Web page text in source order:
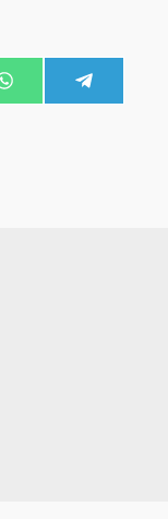
Share
on
WhatsApp
on